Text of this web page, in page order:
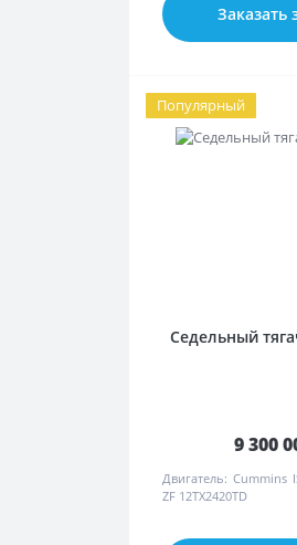
Заказать
Популярный
Седельный
9 300
Двигатель: Cummins
ZF 12TX2420TD